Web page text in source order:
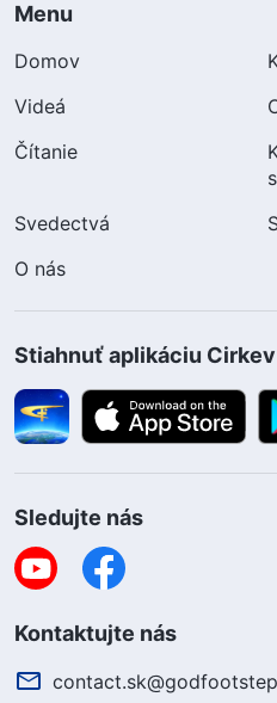
Menu
Domov
Videá
Čítanie
Svedectvá
O nás
Stiahnuť aplikáciu
Sledujte nás
Kontaktujte nás